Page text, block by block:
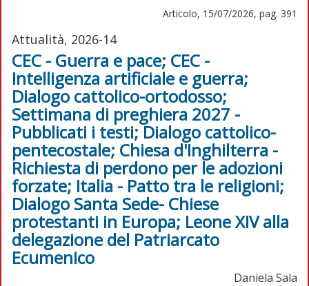
Articolo, 15/07/2026, pag. 391
Attualità, 2026-14
CEC - Guerra e pace; CEC -
Intelligenza artificiale e guerra;
Dialogo cattolico-ortodosso;
Settimana di preghiera 2027 -
Pubblicati i testi; Dialogo cattolico-
pentecostale; Chiesa d'Inghilterra -
Richiesta di perdono per le adozioni
forzate; Italia - Patto tra le religioni;
Dialogo Santa Sede- Chiese
protestanti in Europa; Leone XIV alla
delegazione del Patriarcato
Ecumenico
Daniela Sala